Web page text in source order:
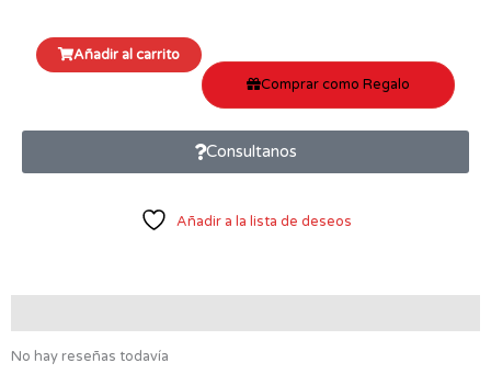
Zentangle
con
quantity
Añadir al carrito
Comprar como Regalo
Consultanos
Añadir a la lista de deseos
No hay reseñas todavía